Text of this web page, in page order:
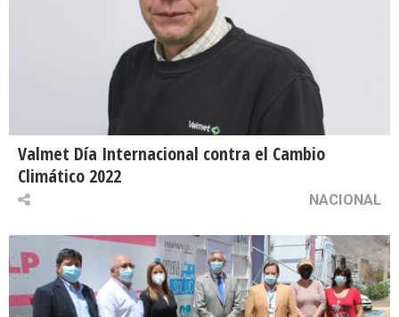
Valmet Día Internacional contra el Cambio
Climático 2022
NACIONAL